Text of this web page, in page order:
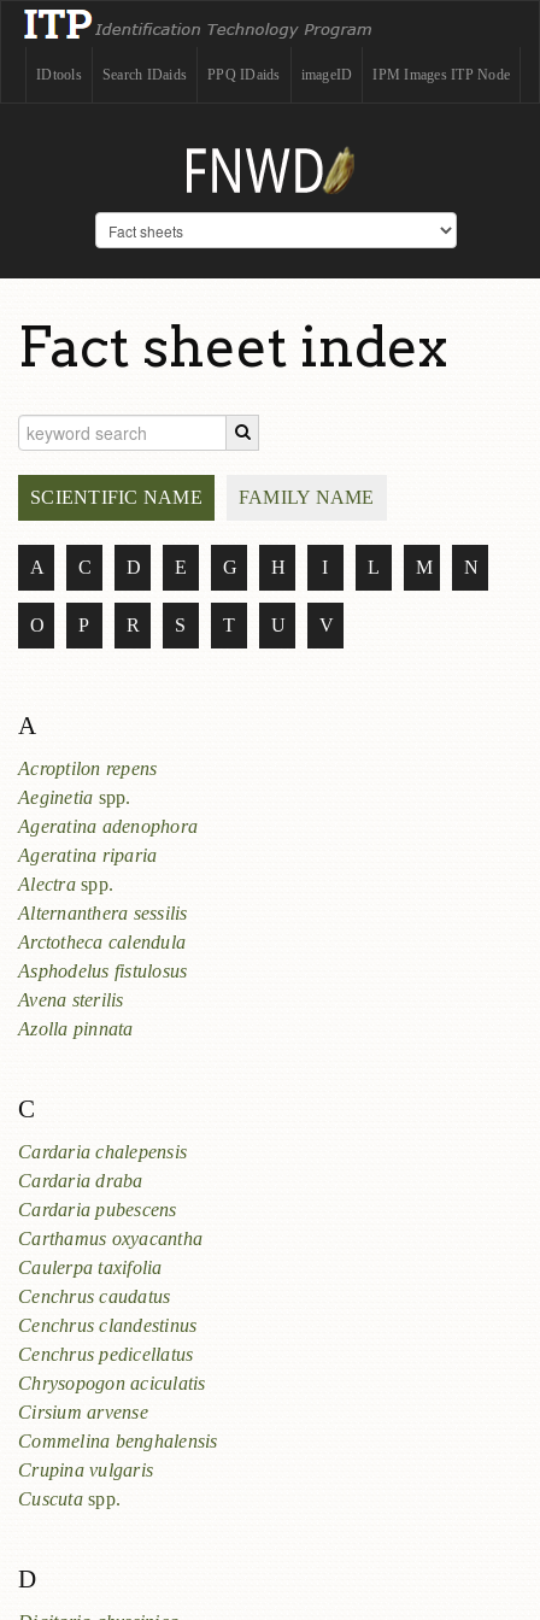
IPM Images ITP Node
imageID
PPQ IDaids
Search IDaids
IDtools
Fact sheet index
SCIENTIFIC NAME FAMILY NAME
A C D E G H I L M N
O P R S T U V
A
Acroptilon repens
Aeginetia spp.
Ageratina adenophora
Ageratina riparia
Alectraspp.
Alternanthera sessilis
Arctotheca calendula
Asphodelus fistulosus
Avena sterilis
Azolla pinnata
C
Cardaria chalepensis
Cardaria draba
Cardaria pubescens
Carthamus oxyacantha
Caulerpa taxifolia
Cenchrus caudatus
Cenchrus clandestinus
Cenchrus pedicellatus
Chrysopogon aciculatis
Cirsium arvense
Commelina benghalensis
Crupina vulgaris
Cuscutaspp.
D